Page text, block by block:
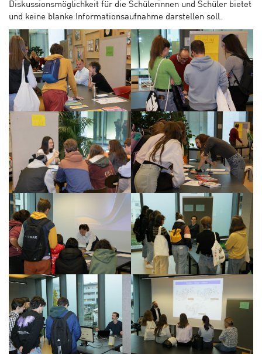
Diskussionsmöglichkeit für die Schülerinnen und Schüler bietet
und keine blanke Informationsaufnahme darstellen soll.